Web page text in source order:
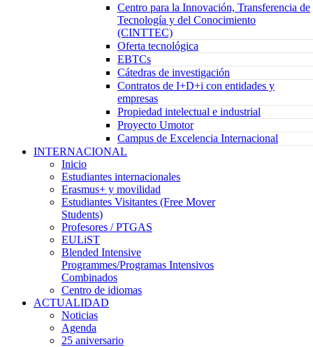
Centro para la Innovación, Transferencia de
Tecnología y del Conocimiento
(CINTTEC)
Oferta tecnológica
EBTCs
Cátedras de investigación
Contratos de I+D+i con entidades y
empresas
Propiedad intelectual e industrial
Proyecto Umotor
Campus de Excelencia Internacional
INTERNACIONAL
Inicio
Estudiantes internacionales
Erasmus+ y movilidad
Estudiantes Visitantes (Free Mover
Students)
Profesores / PTGAS
EULiST
Blended Intensive
Programmes/Programas Intensivos
Combinados
Centro de idiomas
ACTUALIDAD
Noticias
Agenda
25 aniversario